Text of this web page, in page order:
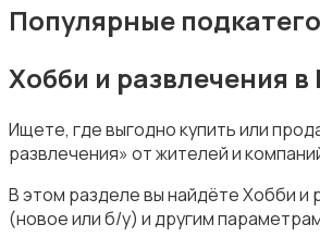
Популярные
Хобби и развлечения
Ищете, где выгодно купить или
развлечения» от жителей и
В этом разделе вы найдёте Хобби и
(новое или б/у) и другим